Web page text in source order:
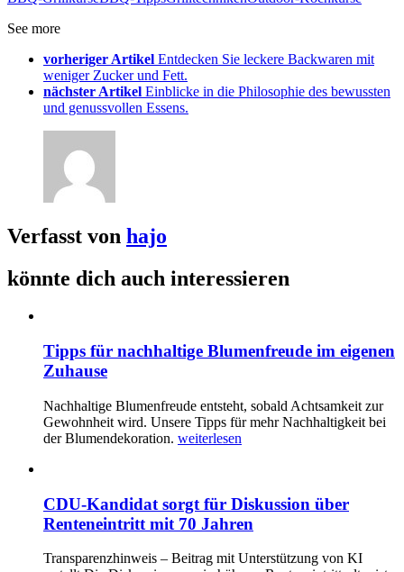
See more
vorheriger Artikel Entdecken Sie leckere Backwaren mit
weniger Zucker und Fett.
nächster Artikel Einblicke in die Philosophie des bewussten
und genussvollen Essens.
Verfasst von hajo
könnte dich auch interessieren
Tipps für nachhaltige Blumenfreude im eigenen
Zuhause
Nachhaltige Blumenfreude entsteht, sobald Achtsamkeit zur
Gewohnheit wird. Unsere Tipps für mehr Nachhaltigkeit bei
der Blumendekoration. weiterlesen
CDU-Kandidat sorgt für Diskussion über
Renteneintritt mit 70 Jahren
Transparenzhinweis – Beitrag mit Unterstützung von KI